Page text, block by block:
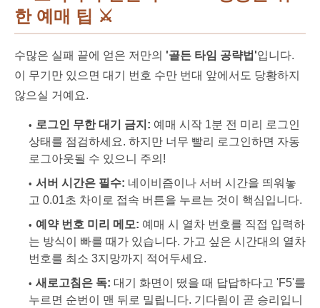
한 예매 팁 ⚔️
수많은 실패 끝에 얻은 저만의 '골든 타임 공략법'입니다.
이 무기만 있으면 대기 번호 수만 번대 앞에서도 당황하지
않으실 거예요.
로그인 무한 대기 금지: 예매 시작 1분 전 미리 로그인
상태를 점검하세요. 하지만 너무 빨리 로그인하면 자동
로그아웃될 수 있으니 주의!
서버 시간은 필수: 네이비즘이나 서버 시간을 띄워놓
고 0.01초 차이로 접속 버튼을 누르는 것이 핵심입니다.
예약 번호 미리 메모: 예매 시 열차 번호를 직접 입력하
는 방식이 빠를 때가 있습니다. 가고 싶은 시간대의 열차
번호를 최소 3지망까지 적어두세요.
새로고침은 독: 대기 화면이 떴을 때 답답하다고 'F5'를
누르면 순번이 맨 뒤로 밀립니다. 기다림이 곧 승리입니